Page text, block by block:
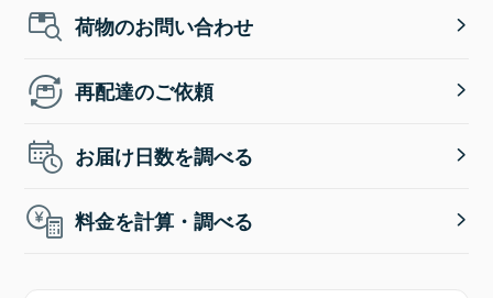
荷物のお問い合わせ
再配達のご依頼
お届け日数を調べる
料金を計算・調べる